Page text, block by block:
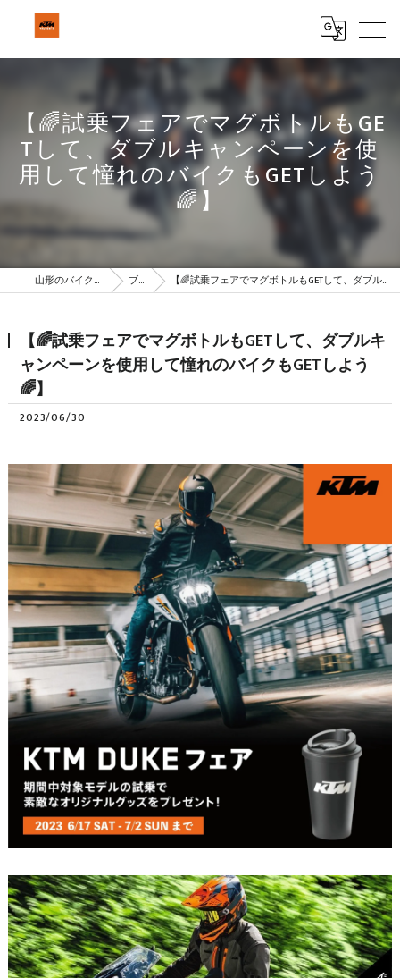
【🌈試乗フェアでマグボトルもGE
Tして、ダブルキャンペーンを使
用して憧れのバイクもGETしよう
🌈】
山形のバイクはBeSTAR株式会社 ブログ 【🌈試乗フェアでマグボトルもGETして、ダブルキャンペーンを使用して憧れのバイクもGETしよう🌈】
【🌈試乗フェアでマグボトルもGETして、ダブルキ
ャンペーンを使用して憧れのバイクもGETしよう
🌈】
2023/06/30